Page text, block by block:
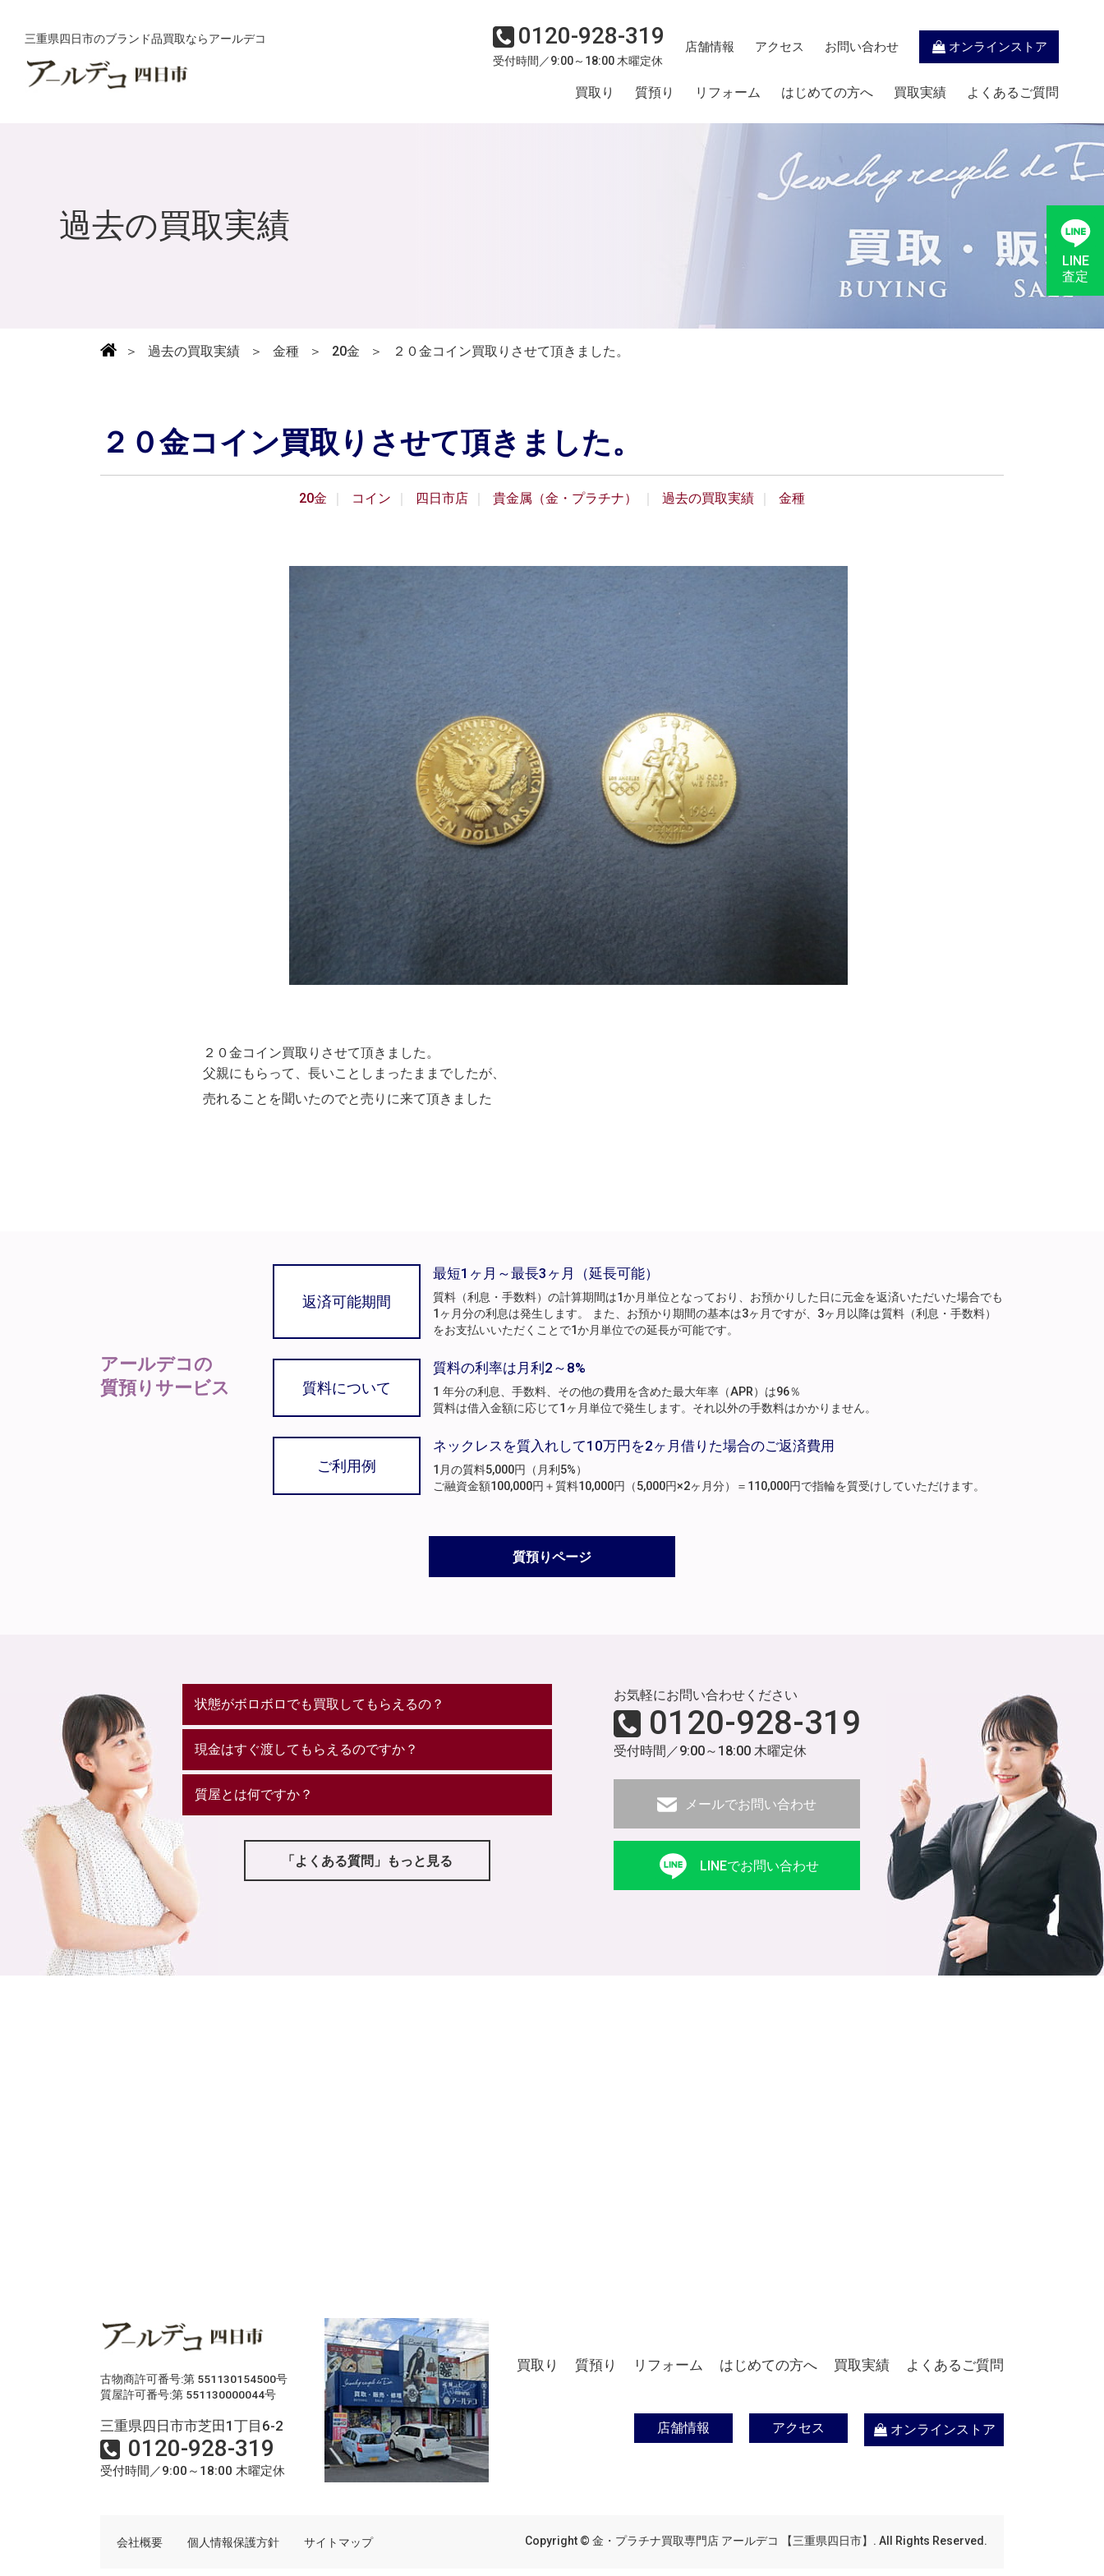
三重県四日市のブランド品買取ならアールデコ 0120-928-319
受付時間／9:00～18:00 木曜定休
店舗情報 アクセス お問い合わせ オンラインストア
買取り 質預り リフォーム はじめての方へ 買取実績 よくあるご質問
LINE
査定
過去の買取実績
＞ 過去の買取実績 ＞ 金種 ＞ 20金 ＞ ２０金コイン買取りさせて頂きました。
２０金コイン買取りさせて頂きました。
20金 コイン 四日市店 貴金属（金・プラチナ） 過去の買取実績 金種
２０金コイン買取りさせて頂きました。
父親にもらって、長いことしまったままでしたが、
売れることを聞いたのでと売りに来て頂きました
アールデコの
質預りサービス
返済可能期間
最短1ヶ月～最長3ヶ月（延長可能）
質料（利息・手数料）の計算期間は1か月単位となっており、お預かりした日に元金を返済いただいた場合でも
1ヶ月分の利息は発生します。 また、お預かり期間の基本は3ヶ月ですが、3ヶ月以降は質料（利息・手数料）
をお支払いいただくことで1か月単位での延長が可能です。
質料について
質料の利率は月利2～8%
1 年分の利息、手数料、その他の費用を含めた最大年率（APR）は96％
質料は借入金額に応じて1ヶ月単位で発生します。それ以外の手数料はかかりません。
ご利用例
ネックレスを質入れして10万円を2ヶ月借りた場合のご返済費用
1月の質料5,000円（月利5%）
ご融資金額100,000円＋質料10,000円（5,000円×2ヶ月分）＝110,000円で指輪を質受けしていただけます。
質預りページ
状態がボロボロでも買取してもらえるの？
現金はすぐ渡してもらえるのですか？
質屋とは何ですか？
「よくある質問」もっと見る
お気軽にお問い合わせください
0120-928-319
受付時間／9:00～18:00 木曜定休
メールでお問い合わせ
LINEでお問い合わせ
古物商許可番号:第 551130154500号
質屋許可番号:第 551130000044号
三重県四日市市芝田1丁目6-2
0120-928-319
受付時間／9:00～18:00 木曜定休
買取り 質預り リフォーム はじめての方へ 買取実績 よくあるご質問
店舗情報 アクセス オンラインストア
会社概要 個人情報保護方針 サイトマップ Copyright © 金・プラチナ買取専門店 アールデコ 【三重県四日市】. All Rights Reserved.